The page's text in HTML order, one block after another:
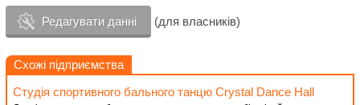
Редагувати данні (для власників)
Схожі підприємства
Студія спортивного бального танцю Crystal Dance Hall